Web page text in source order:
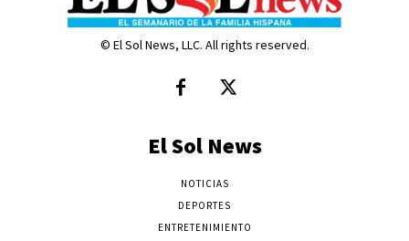
© El Sol News, LLC. All rights reserved.
El Sol News
NOTICIAS
DEPORTES
ENTRETENIMIENTO